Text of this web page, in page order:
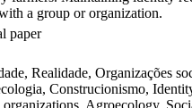
a group or organization.
paper
Realidade, Organizações
Construcionismo,
organizations, Agroecology,